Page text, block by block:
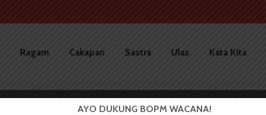
Ragam Cakapan Sastra Ulas Kata Kita
AYO DUKUNG BOPM WACANA!